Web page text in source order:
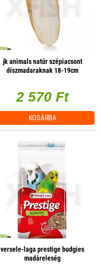
jk animals natúr szépiacsont
díszmadaraknak 18-19cm
2 570 Ft
KOSÁRBA
versele-laga prestige budgies
madáreleség